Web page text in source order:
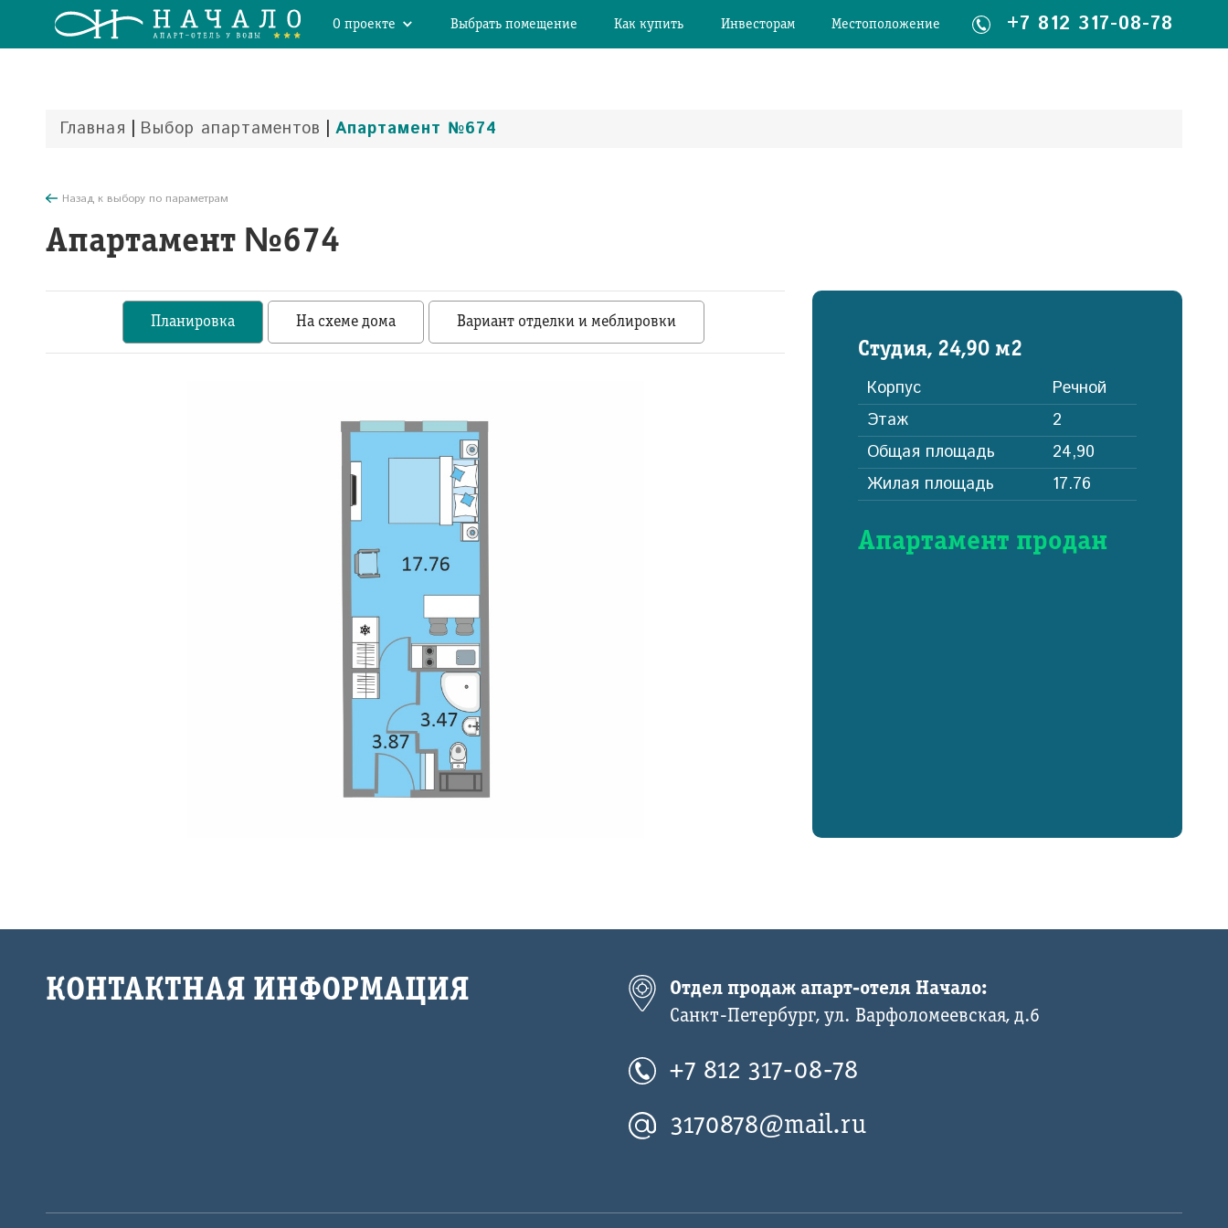
О проекте Выбрать помещение Как купить Инвесторам Местоположение +7 812 317-08-78
Главная | Выбор апартаментов | Апартамент №674
Назад к выбору по параметрам
Апартамент №674
Планировка На схеме дома Вариант отделки и меблировки
Студия, 24,90 м2
Корпус
Речной
Этаж
2
Общая площадь
24,90
Жилая площадь
17.76
Апартамент продан
КОНТАКТНАЯ ИНФОРМАЦИЯ
Отдел продаж апарт-отеля Начало:
Санкт-Петербург, ул. Варфоломеевская, д.6
+7 812 317-08-78
3170878@mail.ru